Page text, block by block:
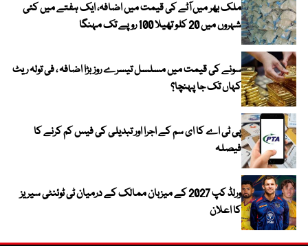
ملک بھر میں آٹے کی قیمت میں اضافہ، ایک ہفتے میں کئی
شہروں میں 20 کلو تھیلا 100 روپے تک مہنگا
سونے کی قیمت میں مسلسل تیسرے روز بڑا اضافہ ، فی تولہ ریٹ
کہاں تک جا پہنچا؟
پی ٹی اے کا ای سم کے اجرا اور تبدیلی کی فیس کم کرنے کا
فیصلہ
ورلڈ کپ 2027 کے میزبان ممالک کے درمیان ٹی ٹوئنٹی سیریز
کا اعلان